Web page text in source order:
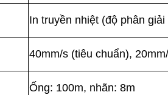
In truyền nhiệt (độ phân giải
40mm/s (tiêu chuẩn),
Ống: 100m, nhãn: 8m